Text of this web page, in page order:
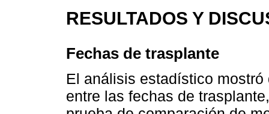
RESULTADOS Y
Fechas de trasplante
El análisis estadístico
entre las fechas de